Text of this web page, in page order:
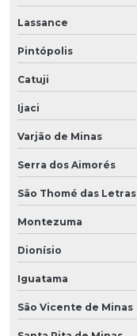
Lassance
Pintópolis
Catuji
Ijaci
Varjão de Minas
Serra dos Aimorés
São Thomé das Letras
Montezuma
Dionísio
Iguatama
São Vicente de Minas